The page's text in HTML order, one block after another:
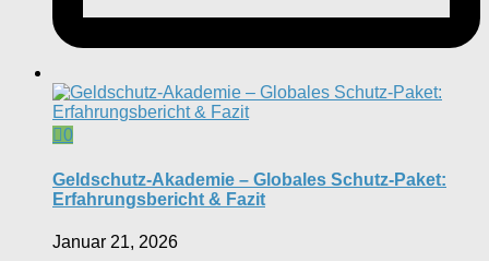
0
Geldschutz-Akademie – Globales Schutz-Paket:
Erfahrungsbericht & Fazit
Januar 21, 2026